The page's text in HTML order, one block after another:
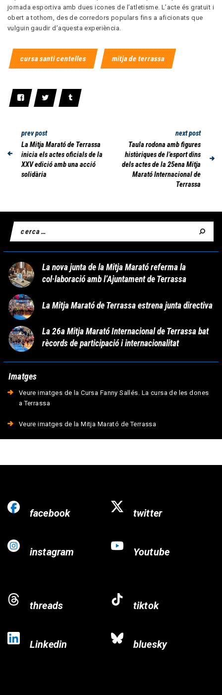
jornada esportiva amb dues icones de l’atletisme. L’acte és gratuït i
obert a tothom, des de corredors populars fins a aficionats que
vulguin gaudir d’aquesta experiència.
cursa santi centelles mitja de terrassa
prev post
La Mitja Marató de Terrassa
inicia els actes oficials de la
XXV edició amb una acció
solidària
next post
Taula rodona amb figures
històriques de l’esport dins
dels actes de la 25ena Mitja
Marató Internacional de
Terrassa
La nova junta de la Mitja Marató referma la
col·laboració amb l’Ajuntament de Terrassa
La Mitja Marató de Terrassa estrena junta directiva
La 26a Mitja Marató Internacional de Terrassa bat
rècords de participació i internacionalitat
Imatges
Veure imatges de la Cursa Fanny Sallés. La cursa de les dones
a Terrassa
Veure imatges de la Mitja Marató de Terrassa
facebook twitter
instagram Youtube
threads tiktok
Linkedin bluesky